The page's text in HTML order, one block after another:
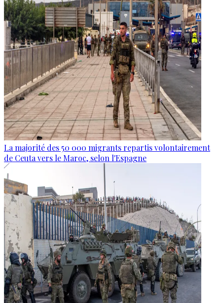
La majorité des 50 000 migrants repartis volontairement
de Ceuta vers le Maroc, selon l'Espagne